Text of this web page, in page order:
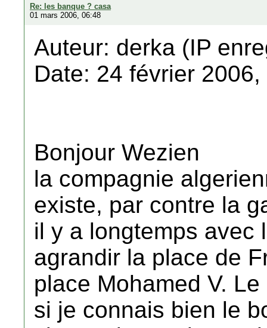
Re: les banque ? casa
01 mars 2006, 06:48
Auteur: derka (IP
Date: 24 février
Bonjour Wezien
la compagnie
existe, par contre la
il y a longtemps avec
agrandir la place de
place Mohamed V.
si je connais bien le